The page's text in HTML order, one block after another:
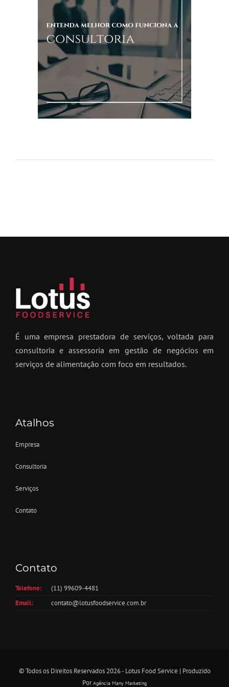
É uma empresa prestadora de serviços, voltada para
consultoria e assessoria em gestão de negócios em
serviços de alimentação com foco em resultados.
Atalhos
Empresa
Consultoria
Serviços
Contato
Contato
Telefone:
(11) 99609-4481
Email:
contato@lotusfoodservice.com.br
© Todos os Direitos Reservados 2026 - Lotus Food Service | Produzido
PorAgência Many Marketing